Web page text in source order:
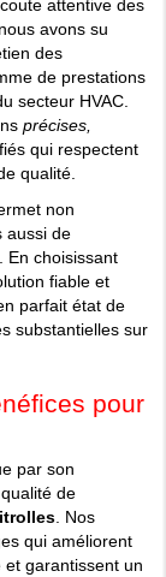
attentive des
avons su
des
de prestations
secteur HVAC.
précises,
qui respectent
qualité.
non
aussi de
En choisissant
fiable et
parfait état de
substantielles sur
pour
par son
de
. Nos
qui améliorent
garantissent un